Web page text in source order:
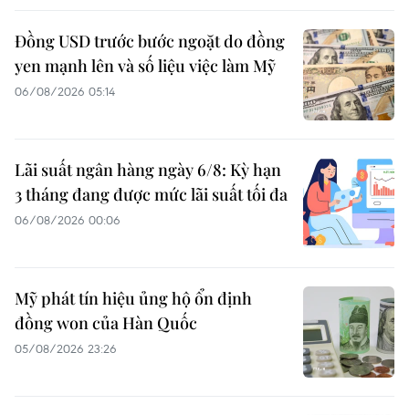
Đồng USD trước bước ngoặt do đồng
yen mạnh lên và số liệu việc làm Mỹ
06/08/2026 05:14
Lãi suất ngân hàng ngày 6/8: Kỳ hạn
3 tháng đang được mức lãi suất tối đa
06/08/2026 00:06
Mỹ phát tín hiệu ủng hộ ổn định
đồng won của Hàn Quốc
05/08/2026 23:26